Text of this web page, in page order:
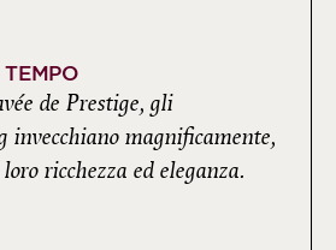
de Prestige, gli
invecchiano magnificamente,
ricchezza ed eleganza.